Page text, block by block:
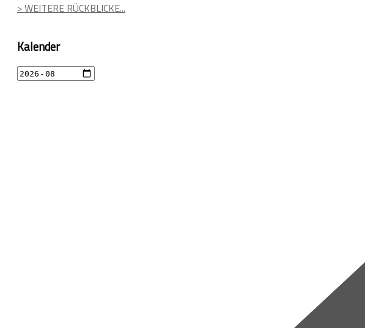
> WEITERE RÜCKBLICKE...
Kalender